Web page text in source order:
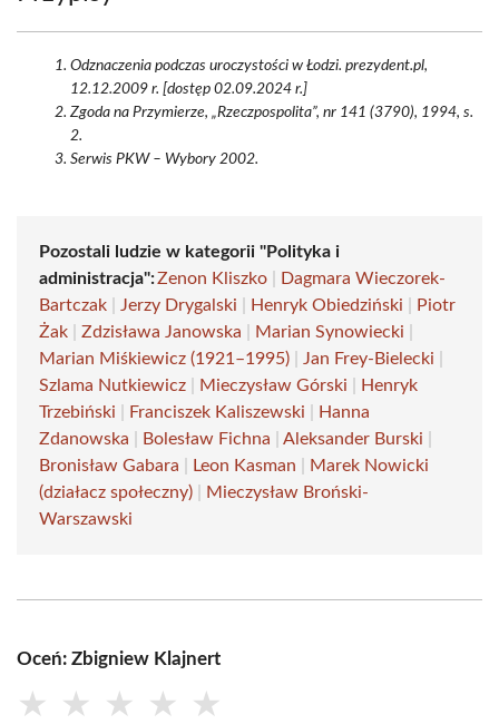
Odznaczenia podczas uroczystości w Łodzi. prezydent.pl,
12.12.2009 r. [dostęp 02.09.2024 r.]
Zgoda na Przymierze, „Rzeczpospolita”, nr 141 (3790), 1994, s.
2.
Serwis PKW – Wybory 2002.
Pozostali ludzie w kategorii "Polityka i
administracja":Zenon Kliszko
Dagmara Wieczorek-
Bartczak
Jerzy Drygalski Henryk Obiedziński
Piotr
Żak
Zdzisława Janowska Marian Synowiecki
Marian Miśkiewicz (1921–1995)
Jan Frey-Bielecki
Szlama Nutkiewicz
Mieczysław Górski
Henryk
Trzebiński
Franciszek Kaliszewski
Hanna
Zdanowska
Bolesław Fichna Aleksander Burski
Bronisław Gabara
Leon Kasman
Marek Nowicki
(działacz społeczny)
Mieczysław Broński-
Warszawski
Oceń: Zbigniew Klajnert
★ ★ ★ ★ ★